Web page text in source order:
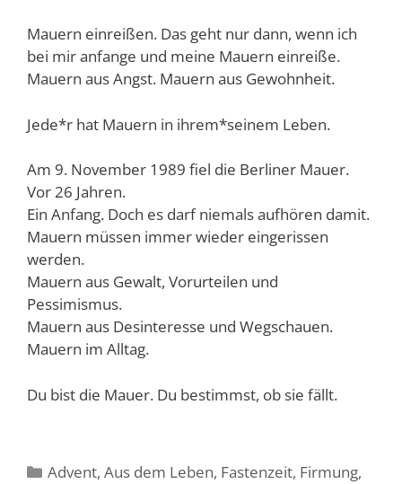
Mauern einreißen. Das geht nur dann, wenn ich
bei mir anfange und meine Mauern einreiße.
Mauern aus Angst. Mauern aus Gewohnheit.
Jede*r hat Mauern in ihrem*seinem Leben.
Am 9. November 1989 fiel die Berliner Mauer.
Vor 26 Jahren.
Ein Anfang. Doch es darf niemals aufhören damit.
Mauern müssen immer wieder eingerissen
werden.
Mauern aus Gewalt, Vorurteilen und
Pessimismus.
Mauern aus Desinteresse und Wegschauen.
Mauern im Alltag.
Du bist die Mauer. Du bestimmst, ob sie fällt.
Kategorien
Advent,Aus dem Leben, Fastenzeit, Firmung,